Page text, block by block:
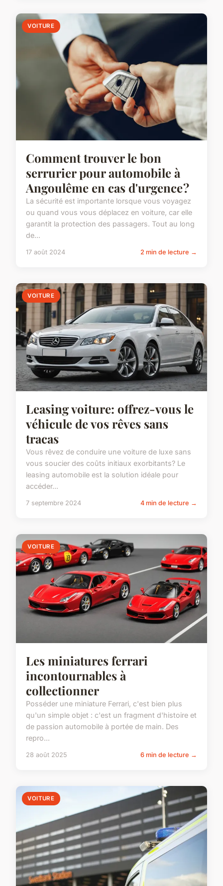
VOITURE
Comment trouver le bon
serrurier pour automobile à
Angoulême en cas d'urgence ?
La sécurité est importante lorsque vous voyagez
ou quand vous vous déplacez en voiture, car elle
garantit la protection des passagers. Tout au long
de...
17 août 2024 2 min de lecture →
VOITURE
Leasing voiture: offrez-vous le
véhicule de vos rêves sans
tracas
Vous rêvez de conduire une voiture de luxe sans
vous soucier des coûts initiaux exorbitants? Le
leasing automobile est la solution idéale pour
accéder...
7 septembre 2024 4 min de lecture →
VOITURE
Les miniatures ferrari
incontournables à
collectionner
Posséder une miniature Ferrari, c'est bien plus
qu'un simple objet : c'est un fragment d'histoire et
de passion automobile à portée de main. Des
repro...
28 août 2025 6 min de lecture →
VOITURE